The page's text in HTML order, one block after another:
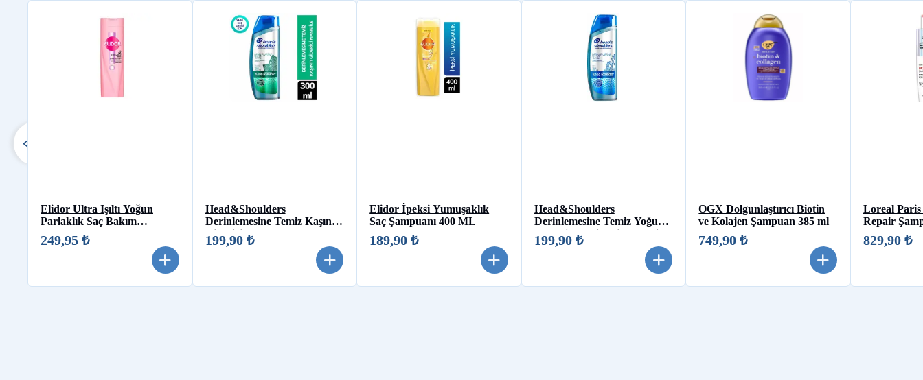
Elidor Ultra Işıltı Yoğun
Parlaklık Saç Bakım
Şampuanı 400 Ml
249,95 ₺
Head&Shoulders
Derinlemesine Temiz Kaşıntı
Giderici Nane 300ML
199,90 ₺
Elidor İpeksi Yumuşaklık
Saç Şampuanı 400 ML
189,90 ₺
Head&Shoulders
Derinlemesine Temiz Yoğun
Ferahlik Deniz Mineralleri
300ML
199,90 ₺
OGX Dolgunlaştırıcı Biotin
ve Kolajen Şampuan 385 ml
749,90 ₺
Loreal Paris
Repair
829,90 ₺